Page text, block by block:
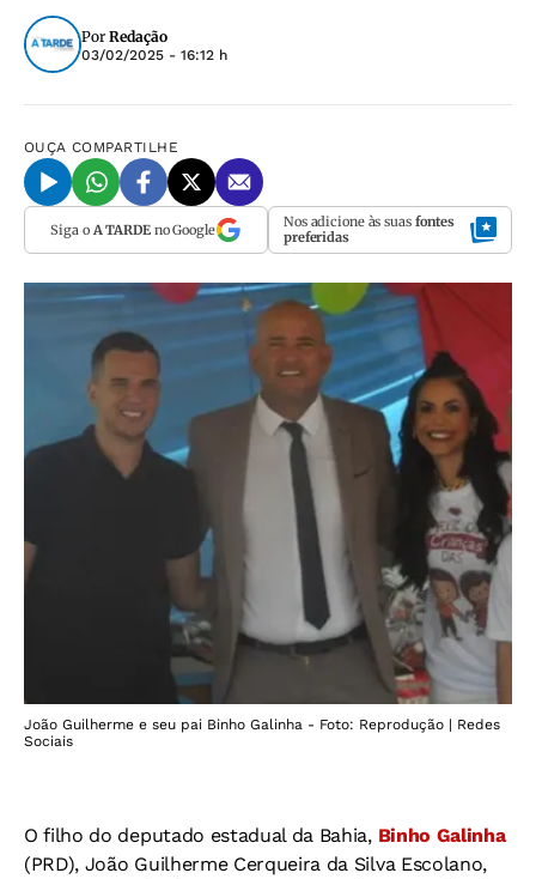
Por Redação
03/02/2025 - 16:12 h
OUÇA COMPARTILHE
Siga o A TARDEno Google Nos adicione às suas fontes
preferidas
João Guilherme e seu pai Binho Galinha - Foto: Reprodução | Redes
Sociais
O filho do deputado estadual da Bahia, Binho Galinha
(PRD), João Guilherme Cerqueira da Silva Escolano,